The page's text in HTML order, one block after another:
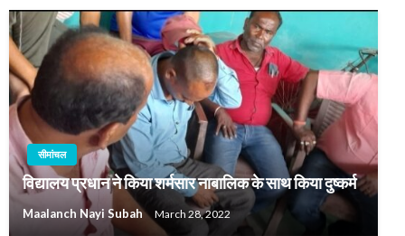
सीमांचल
विद्यालय प्रधान ने किया शर्मसार नाबालिक के साथ किया दुष्कर्म
Maalanch Nayi Subah March 28, 2022